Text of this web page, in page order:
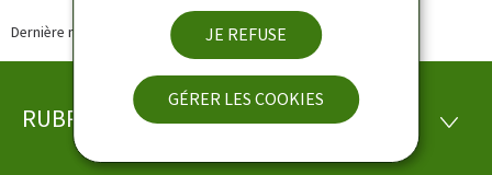
JE REFUSE
GÉRER LES COOKIES
Dernière modification le 16.01.2020
Pied
RUBRIQUES